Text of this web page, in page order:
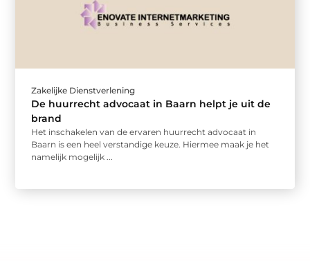
Zakelijke Dienstverlening
De huurrecht advocaat in Baarn helpt je uit de
brand
Het inschakelen van de ervaren huurrecht advocaat in
Baarn is een heel verstandige keuze. Hiermee maak je het
namelijk mogelijk ...